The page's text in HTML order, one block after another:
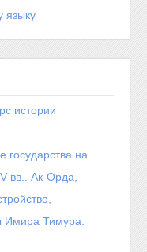
языку
истории
государства на
вв.. Ак-Орда,
Имира Тимура.